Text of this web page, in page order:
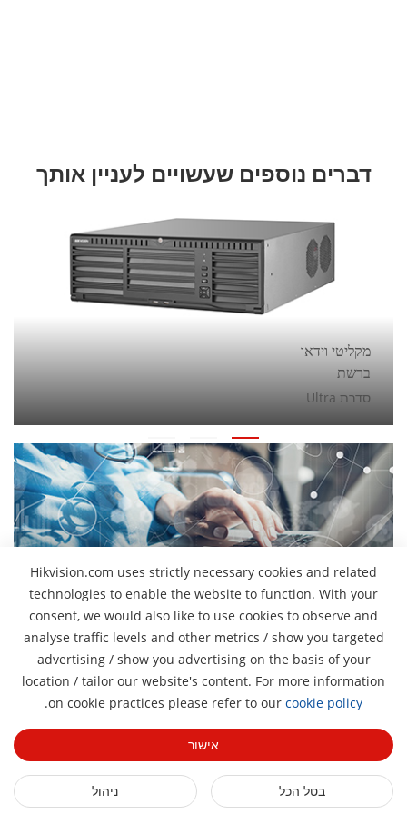
דברים נוספים שעשויים לעניין אותך
מקליטי וידאו
ברשת
סדרת Ultra
פתרונות
עיין במערך הפתרונות הרחב שלנו ליישומים המגוונים
Hikvision.com uses strictly necessary cookies and related
technologies to enable the website to function. With your
consent, we would also like to use cookies to observe and
analyse traffic levels and other metrics / show you targeted
advertising / show you advertising on the basis of your
location / tailor our website's content. For more information
on cookie practices please refer to our cookie policy
.
אישור
בטל הכל ניהול
אודותינו
פרופיל החברה
דוח פיננסי
אבטחת סייבר
חדר חדשות
בלוג
ארועים